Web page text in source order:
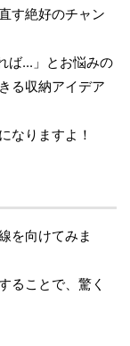
す絶好のチャン
ば...」とお悩みの
る収納アイデア
なりますよ！
を向けてみま
ることで、驚く